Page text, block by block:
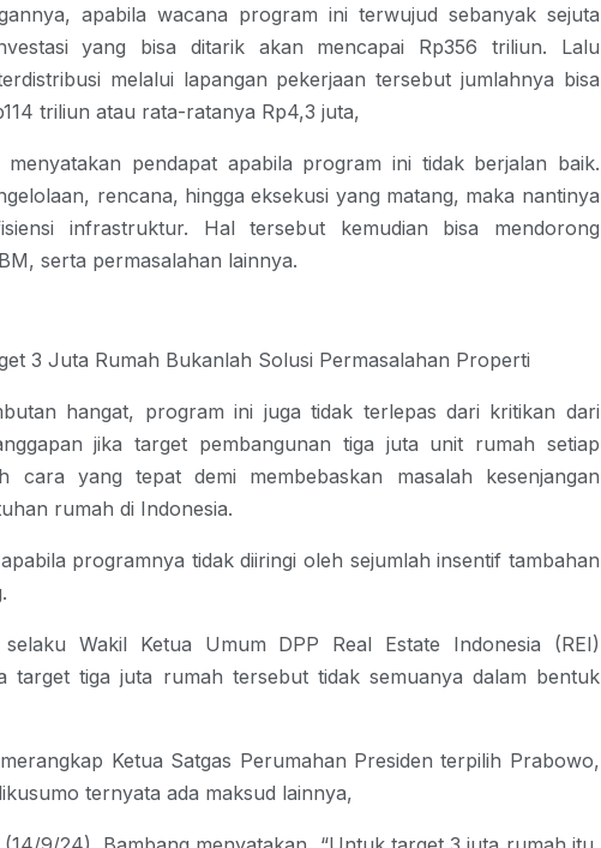
apabila wacana program ini terwujud sebanyak sejuta
yang bisa ditarik akan mencapai Rp356 triliun. Lalu
melalui lapangan pekerjaan tersebut jumlahnya bisa
triliun atau rata-ratanya Rp4,3 juta,
pendapat apabila program ini tidak berjalan baik.
rencana, hingga eksekusi yang matang, maka nantinya
infrastruktur. Hal tersebut kemudian bisa mendorong
serta permasalahan lainnya.
3 Juta Rumah Bukanlah Solusi Permasalahan Properti
hangat, program ini juga tidak terlepas dari kritikan dari
jika target pembangunan tiga juta unit rumah setiap
cara yang tepat demi membebaskan masalah kesenjangan
rumah di Indonesia.
programnya tidak diiringi oleh sejumlah insentif tambahan
selaku Wakil Ketua Umum DPP Real Estate Indonesia (REI)
target tiga juta rumah tersebut tidak semuanya dalam bentuk
Ketua Satgas Perumahan Presiden terpilih Prabowo,
ternyata ada maksud lainnya,